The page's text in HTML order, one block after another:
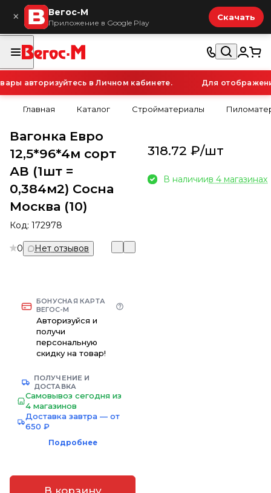
× Вегос-М
Приложение в Google Play
Скачать
авторизуйтесь в Личном кабинете. Для
Главная Каталог Стройматериалы
Вагонка Евро
12,5*96*4м сорт
АВ (1шт =
0,384м2) Сосна
Москва (10)
Код: 172978
0 Нет отзывов
БОНУСНАЯ КАРТА
ВЕГОС-М
Авторизуйся и
получи
персональную
скидку на товар!
ПОЛУЧЕНИЕ И
ДОСТАВКА
Самовывоз сегодня из
4 магазинов
Доставка завтра — от
650 ₽
Подробнее
318.72 ₽/шт
В наличиив 4 магазинах